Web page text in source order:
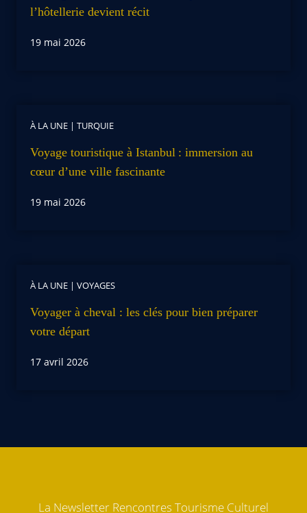
l’hôtellerie devient récit
19 mai 2026
À LA UNE | TURQUIE
Voyage touristique à Istanbul : immersion au
cœur d’une ville fascinante
19 mai 2026
À LA UNE | VOYAGES
Voyager à cheval : les clés pour bien préparer
votre départ
17 avril 2026
La Newsletter Rencontres Tourisme Culturel